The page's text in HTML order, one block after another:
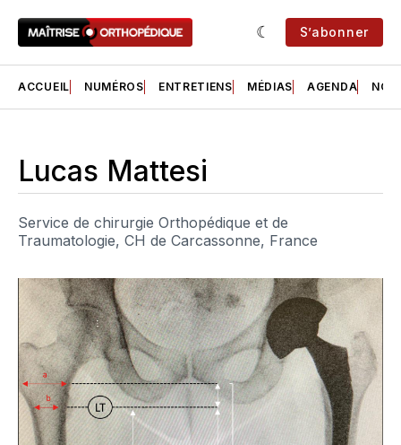
S’abonner
ACCUEIL NUMÉROS ENTRETIENS MÉDIAS AGENDA NOS
Lucas Mattesi
Service de chirurgie Orthopédique et de
Traumatologie, CH de Carcassonne, France